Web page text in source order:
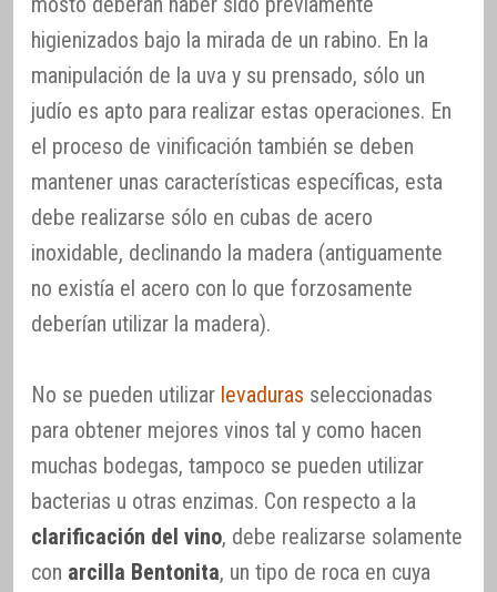
higienizados bajo la mirada de un rabino. En la
manipulación de la uva y su prensado, sólo un
judío es apto para realizar estas operaciones. En
el proceso de vinificación también se deben
mantener unas características específicas, esta
debe realizarse sólo en cubas de acero
inoxidable, declinando la madera (antiguamente
no existía el acero con lo que forzosamente
deberían utilizar la madera).
No se pueden utilizar levaduras seleccionadas
para obtener mejores vinos tal y como hacen
muchas bodegas, tampoco se pueden utilizar
bacterias u otras enzimas. Con respecto a la
clarificación del vino, debe realizarse solamente
con arcilla Bentonita, un tipo de roca en cuya